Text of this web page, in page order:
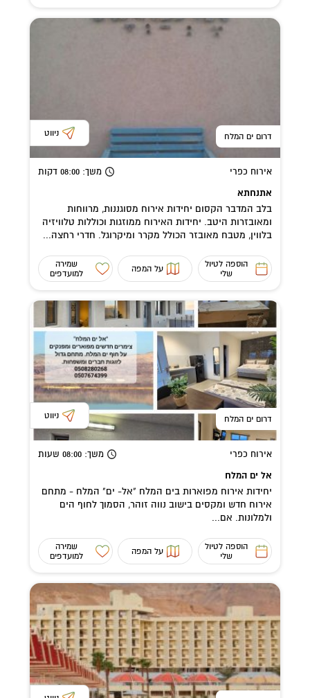
דרום ים המלח ניווט
אירוח כפרי משך: 08:00 דקות
אתנחתא
בלב המדבר הקסום יחידות אירוח מסוגננות, מרווחות
ומאובזרות היטב. יחידות האירוח ממוזגות וכוללות טלוויזיה
בלווין, מטבח מאובזר הכולל מקרר ומיקרוגל. חדרי רחצה...
הוספה לטיול
שלי
על המפה
שמירה
למועדפים
דרום ים המלח ניווט
אירוח כפרי משך: 08:00 שעות
אל ים המלח
יחידות אירוח מפוארות בים המלח "אל- ים" המלח - מתחם
אירוח חדש ומקסים בישוב נווה זוהר, הסמוך לחוף הים
ולמלונות. אם...
הוספה לטיול
שלי
על המפה
שמירה
למועדפים